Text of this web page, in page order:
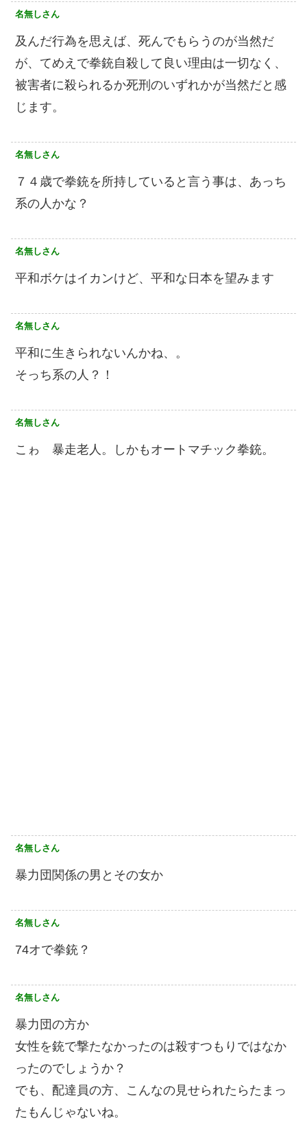
名無しさん
及んだ行為を思えば、死んでもらうのが当然だ
が、てめえで拳銃自殺して良い理由は一切なく、
被害者に殺られるか死刑のいずれかが当然だと感
じます。
名無しさん
７４歳で拳銃を所持していると言う事は、あっち
系の人かな？
名無しさん
平和ボケはイカンけど、平和な日本を望みます
名無しさん
平和に生きられないんかね、。
そっち系の人？！
名無しさん
こゎ 暴走老人。しかもオートマチック拳銃。
名無しさん
暴力団関係の男とその女か
名無しさん
74オで拳銃？
名無しさん
暴力団の方か
女性を銃で撃たなかったのは殺すつもりではなか
ったのでしょうか？
でも、配達員の方、こんなの見せられたらたまっ
たもんじゃないね。